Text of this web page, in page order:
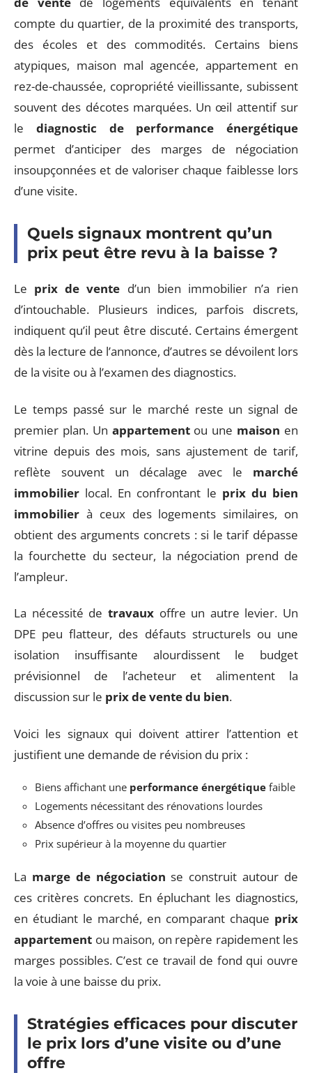
compte du quartier, de la proximité des transports,
des écoles et des commodités. Certains biens
atypiques, maison mal agencée, appartement en
rez-de-chaussée, copropriété vieillissante, subissent
souvent des décotes marquées. Un œil attentif sur
le diagnostic de performance énergétique
permet d’anticiper des marges de négociation
insoupçonnées et de valoriser chaque faiblesse lors
d’une visite.
Quels signaux montrent qu’un
prix peut être revu à la baisse ?
Le prix de vente d’un bien immobilier n’a rien
d’intouchable. Plusieurs indices, parfois discrets,
indiquent qu’il peut être discuté. Certains émergent
dès la lecture de l’annonce, d’autres se dévoilent lors
de la visite ou à l’examen des diagnostics.
Le temps passé sur le marché reste un signal de
premier plan. Un appartementou une maison en
vitrine depuis des mois, sans ajustement de tarif,
reflète souvent un décalage avec le marché
immobilier local. En confrontant le prix du bien
immobilier à ceux des logements similaires, on
obtient des arguments concrets : si le tarif dépasse
la fourchette du secteur, la négociation prend de
l’ampleur.
La nécessité de travauxoffre un autre levier. Un
DPE peu flatteur, des défauts structurels ou une
isolation insuffisante alourdissent le budget
prévisionnel de l’acheteur et alimentent la
discussion sur le prix de vente du bien.
Voici les signaux qui doivent attirer l’attention et
justifient une demande de révision du prix :
Biens affichant une performance énergétique faible
Logements nécessitant des rénovations lourdes
Absence d’offres ou visites peu nombreuses
Prix supérieur à la moyenne du quartier
La marge de négociation se construit autour de
ces critères concrets. En épluchant les diagnostics,
en étudiant le marché, en comparant chaque prix
appartement ou maison, on repère rapidement les
marges possibles. C’est ce travail de fond qui ouvre
la voie à une baisse du prix.
Stratégies efficaces pour discuter
le prix lors d’une visite ou d’une
offre